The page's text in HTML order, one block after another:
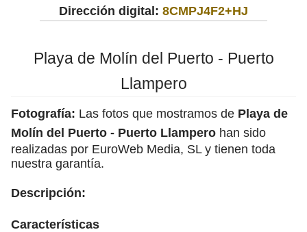
Dirección digital: 8CMPJ4F2+HJ
Playa de Molín del Puerto - Puerto
Llampero
Fotografía: Las fotos que mostramos de Playa de
Molín del Puerto - Puerto Llampero han sido
realizadas por EuroWeb Media, SL y tienen toda
nuestra garantía.
Descripción:
Características